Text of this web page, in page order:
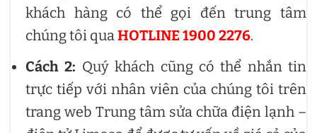
khách hàng có thể gọi đến trung tâm
chúng tôi quaHOTLINE 1900 2276.
Cách 2: Quý khách cũng có thể nhắn tin
trực tiếp với nhân viên của chúng tôi trên
trang web Trung tâm sửa chữa điện lạnh –